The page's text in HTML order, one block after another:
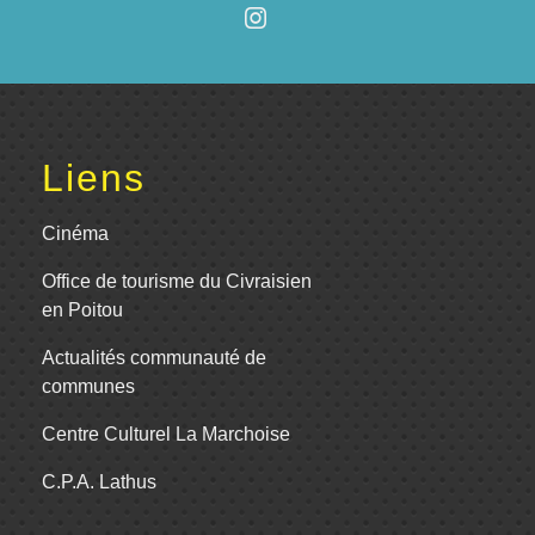
Liens
Cinéma
Office de tourisme du Civraisien
en Poitou
Actualités communauté de
communes
Centre Culturel La Marchoise
C.P.A. Lathus